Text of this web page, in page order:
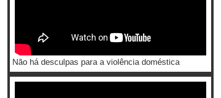
Não há desculpas para a violência doméstica